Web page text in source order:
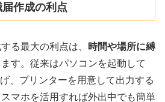
作成の利点
る最大の利点は、
時間や場所に縛
す。従来はパソコンを起動して
、プリンターを用意して出力する
マホを活用すれば外出中でも簡単